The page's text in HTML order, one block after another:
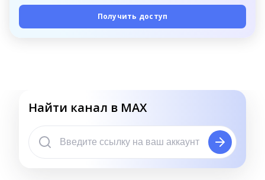
Получить доступ
Найти канал в MAX